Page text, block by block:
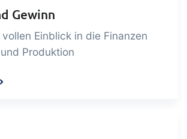
Gewinn
vollen Einblick in die Finanzen
Produktion